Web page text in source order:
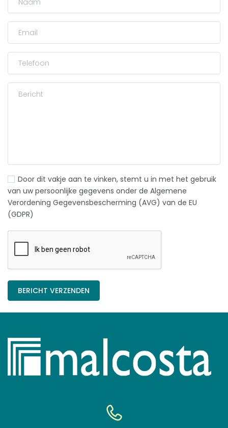
Door dit vakje aan te vinken, stemt u in met het gebruik
van uw persoonlijke gegevens onder de Algemene
Verordening Gegevensbescherming (AVG) van de EU
(GDPR)
BERICHT VERZENDEN